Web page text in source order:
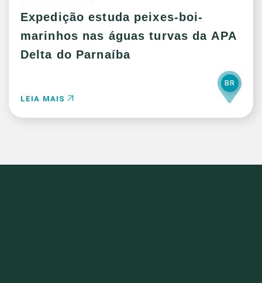
Expedição estuda peixes-boi-
marinhos nas águas turvas da APA
Delta do Parnaíba
LEIA MAIS
BR